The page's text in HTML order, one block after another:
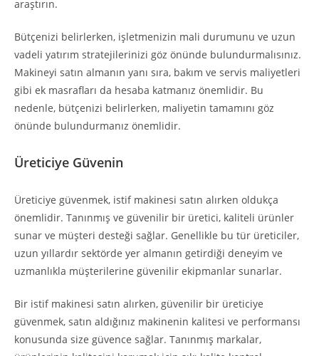
araştırın.
Bütçenizi belirlerken, işletmenizin mali durumunu ve uzun
vadeli yatırım stratejilerinizi göz önünde bulundurmalısınız.
Makineyi satın almanın yanı sıra, bakım ve servis maliyetleri
gibi ek masrafları da hesaba katmanız önemlidir. Bu
nedenle, bütçenizi belirlerken, maliyetin tamamını göz
önünde bulundurmanız önemlidir.
Üreticiye Güvenin
Üreticiye güvenmek, istif makinesi satın alırken oldukça
önemlidir. Tanınmış ve güvenilir bir üretici, kaliteli ürünler
sunar ve müşteri desteği sağlar. Genellikle bu tür üreticiler,
uzun yıllardır sektörde yer almanın getirdiği deneyim ve
uzmanlıkla müşterilerine güvenilir ekipmanlar sunarlar.
Bir istif makinesi satın alırken, güvenilir bir üreticiye
güvenmek, satın aldığınız makinenin kalitesi ve performansı
konusunda size güvence sağlar. Tanınmış markalar,